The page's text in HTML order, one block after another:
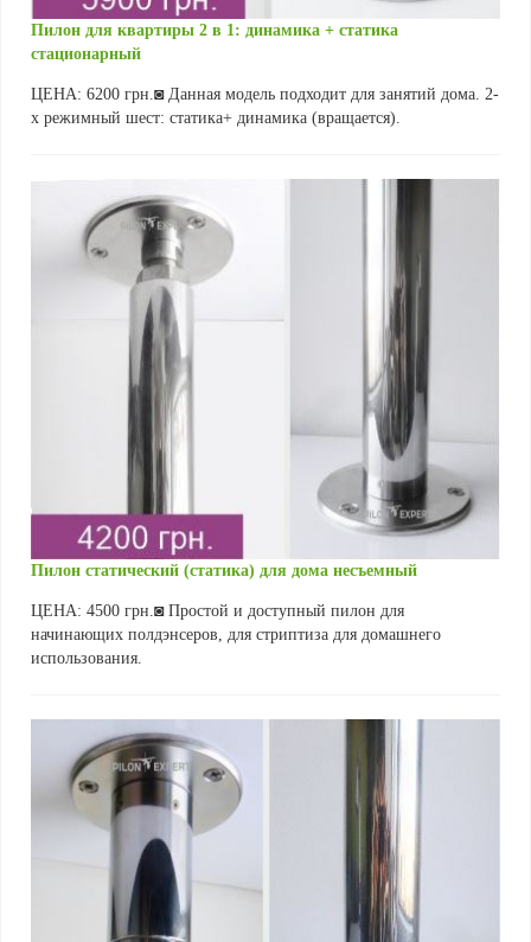
Пилон для квартиры 2 в 1: динамика + статика
стационарный
ЦЕНА: 6200 грн.◙ Данная модель подходит для занятий дома. 2-
х режимный шест: статика+ динамика (вращается).
Пилон статический (статика) для дома несъемный
ЦЕНА: 4500 грн.◙ Простой и доступный пилон для
начинающих полдэнсеров, для стриптиза для домашнего
использования.